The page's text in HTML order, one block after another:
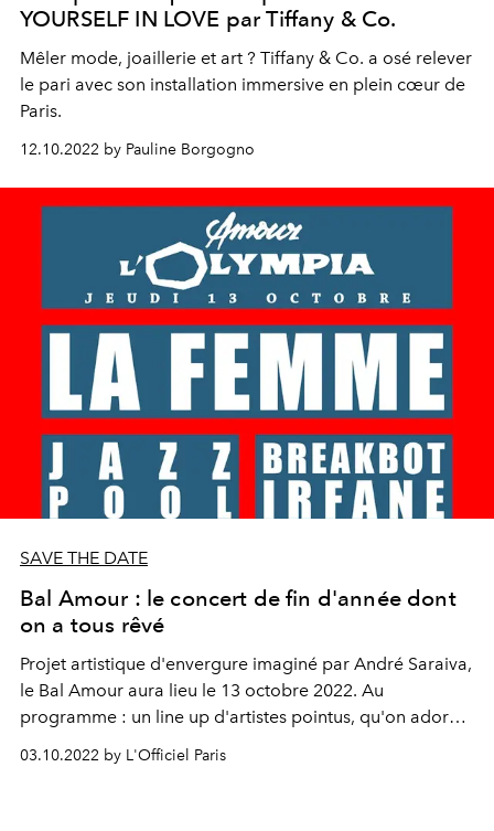
YOURSELF IN LOVE par Tiffany & Co.
Mêler mode, joaillerie et art ? Tiffany & Co. a osé relever
le pari avec son installation immersive en plein cœur de
Paris.
12.10.2022 by Pauline Borgogno
SAVE THE DATE
Bal Amour : le concert de fin d'année dont
on a tous rêvé
Projet artistique d'envergure imaginé par André Saraiva,
le Bal Amour aura lieu le 13 octobre 2022. Au
programme : un line up d'artistes pointus, qu'on adore
03.10.2022 by L'Officiel Paris